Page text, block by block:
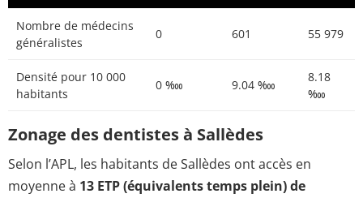
Nombre de médecins
généralistes
0 601 55 979
Densité pour 10 000
habitants
0 ‱ 9.04 ‱
8.18
‱
Zonage des dentistes à Sallèdes
Selon l’APL, les habitants de Sallèdes ont accès en
moyenne à 13 ETP (équivalents temps plein) de